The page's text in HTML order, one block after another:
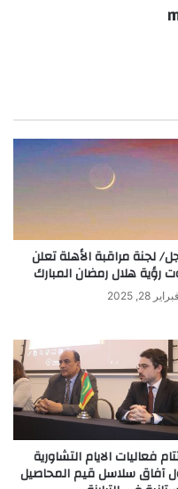
لجنة مراقبة الأهلة تعلن
رؤية هلال رمضان المبارك
فبراير 28, 2025
فعاليات الايام التشاورية
آفاق سلاسل قيم المحاصيل